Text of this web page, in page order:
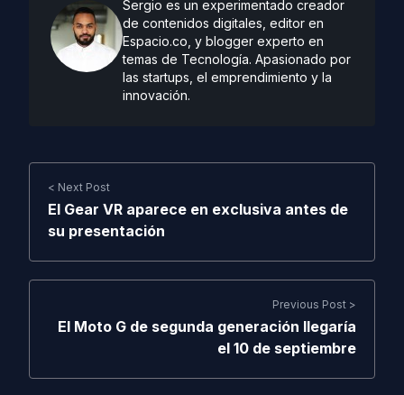
Sergio es un experimentado creador
de contenidos digitales, editor en
Espacio.co, y blogger experto en
temas de Tecnología. Apasionado por
las startups, el emprendimiento y la
innovación.
< Next Post
El Gear VR aparece en exclusiva antes de
su presentación
Previous Post >
El Moto G de segunda generación llegaría
el 10 de septiembre